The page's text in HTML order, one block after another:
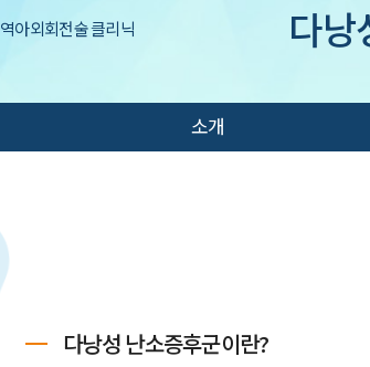
역아외회전술 클리닉 다낭
소개
다낭성 난소증후군이란?